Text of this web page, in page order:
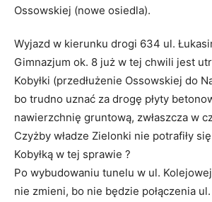
Ossowskiej (nowe osiedla).
Wyjazd w kierunku drogi 634 ul.
Gimnazjum ok. 8 już w tej chwili jest
Kobyłki (przedłużenie Ossowskiej do
bo trudno uznać za drogę płyty
nawierzchnię gruntową, zwłaszcza w
Czyżby władze Zielonki nie potrafiły
Kobyłką w tej sprawie ?
Po wybudowaniu tunelu w ul.
nie zmieni, bo nie będzie połączenia